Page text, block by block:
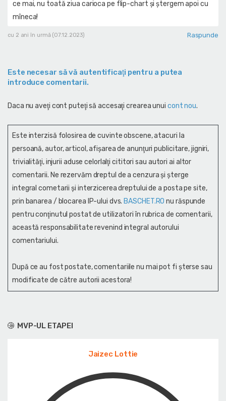
MVP-UL ETAPEI
Jaizec Lottie
ce mai, nu toată ziua carioca pe flip-chart și ștergem apoi cu
mîneca!
cu 2 ani în urmă (07.12.2023) Raspunde
Este necesar să vă autentificaţi pentru a putea
introduce comentarii.
Daca nu aveţi cont puteţi să accesaţi crearea unui cont nou.
Este interzisă folosirea de cuvinte obscene, atacuri la
persoană, autor, articol, afişarea de anunţuri publicitare, jigniri,
trivialităţi, injurii aduse celorlalţi cititori sau autori ai altor
comentarii. Ne rezervăm dreptul de a cenzura și şterge
integral cometarii și interzicerea dreptului de a posta pe site,
prin banarea / blocarea IP-ului dvs. BASCHET.RO nu răspunde
pentru conţinutul postat de utilizatori în rubrica de comentarii,
această responsabilitate revenind integral autorului
comentariului.
După ce au fost postate, comentariile nu mai pot fi șterse sau
modificate de către autorii acestora!